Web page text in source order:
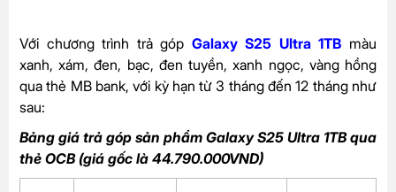
Với chương trình trả góp Galaxy S25 Ultra 1TB màu
xanh, xám, đen, bạc, đen tuyền, xanh ngọc, vàng hồng
qua thẻ MB bank, với kỳ hạn từ 3 tháng đến 12 tháng như
sau:
Bảng giá trả góp sản phẩm Galaxy S25 Ultra 1TB qua
thẻ OCB (giá gốc là 44.790.000VND)